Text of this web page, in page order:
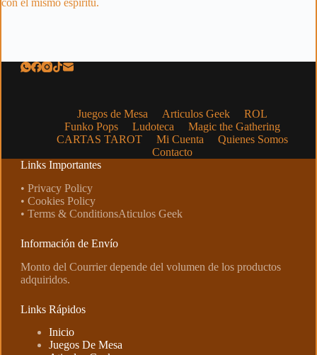
con el mismo espíritu.
Juegos de Mesa Articulos Geek
ROL
Funko Pops
Ludoteca
Magic the Gathering
CARTAS TAROT
Mi Cuenta
Quienes Somos
Contacto
Links Importantes
• Privacy Policy
• Cookies Policy
• Terms & ConditionsAticulos Geek
Información de Envío
Monto del Courrier depende del volumen de los productos
adquiridos.
Links Rápidos
Inicio
Juegos De Mesa